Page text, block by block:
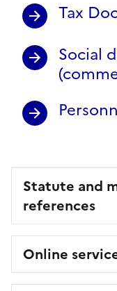
Tax
Social
Statute and
references
Online